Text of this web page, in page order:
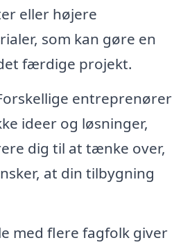
eller højere
som kan gøre en
færdige projekt.
entreprenører
ideer og løsninger,
dig til at tænke over,
at din tilbygning
med flere fagfolk giver